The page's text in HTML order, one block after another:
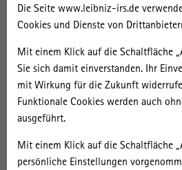
Die Seite www.leibniz-irs.de
Cookies und Dienste von
Mit einem Klick auf die Schaltfläche
Sie sich damit einverstanden. Ihr
mit Wirkung für die Zukunft
Funktionale Cookies werden auch
ausgeführt.
Mit einem Klick auf die Schaltfläche
persönliche Einstellungen
Veranstaltungspartner